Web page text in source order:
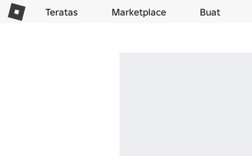
Teratas Marketplace Buat